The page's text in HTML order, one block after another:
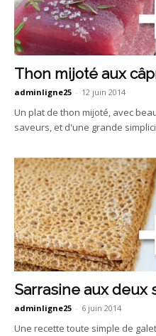
Thon mijoté aux
adminligne25 - 12 juin 2014
Un plat de thon mijoté, avec
saveurs, et d'une grande
Sarrasine aux deux
adminligne25 - 6 juin 2014
Une recette toute simple de